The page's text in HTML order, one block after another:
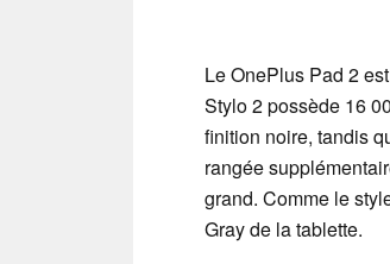
Le OnePlus Pad 2
Stylo 2 possède 16
finition noire, tandis
rangée
grand. Comme le
Gray de la tablette.